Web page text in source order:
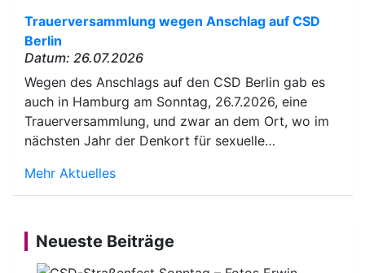
Trauerversammlung wegen Anschlag auf CSD
Berlin
Datum: 26.07.2026
Wegen des Anschlags auf den CSD Berlin gab es
auch in Hamburg am Sonntag, 26.7.2026, eine
Trauerversammlung, und zwar an dem Ort, wo im
nächsten Jahr der Denkort für sexuelle…
Mehr Aktuelles
Neueste Beiträge